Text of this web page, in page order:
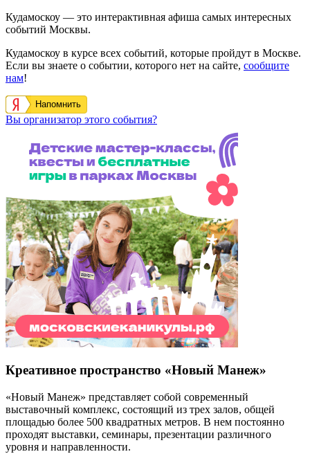
Кудамоскоу — это интерактивная афиша самых интересных
событий Москвы.
Кудамоскоу в курсе всех событий, которые пройдут в Москве.
Если вы знаете о событии, которого нет на сайте, сообщите
нам!
Напомнить
Вы организатор этого события?
Креативное пространство «Новый Манеж»
«Новый Манеж» представляет собой современный
выставочный комплекс, состоящий из трех залов, общей
площадью более 500 квадратных метров. В нем постоянно
проходят выставки, семинары, презентации различного
уровня и направленности.